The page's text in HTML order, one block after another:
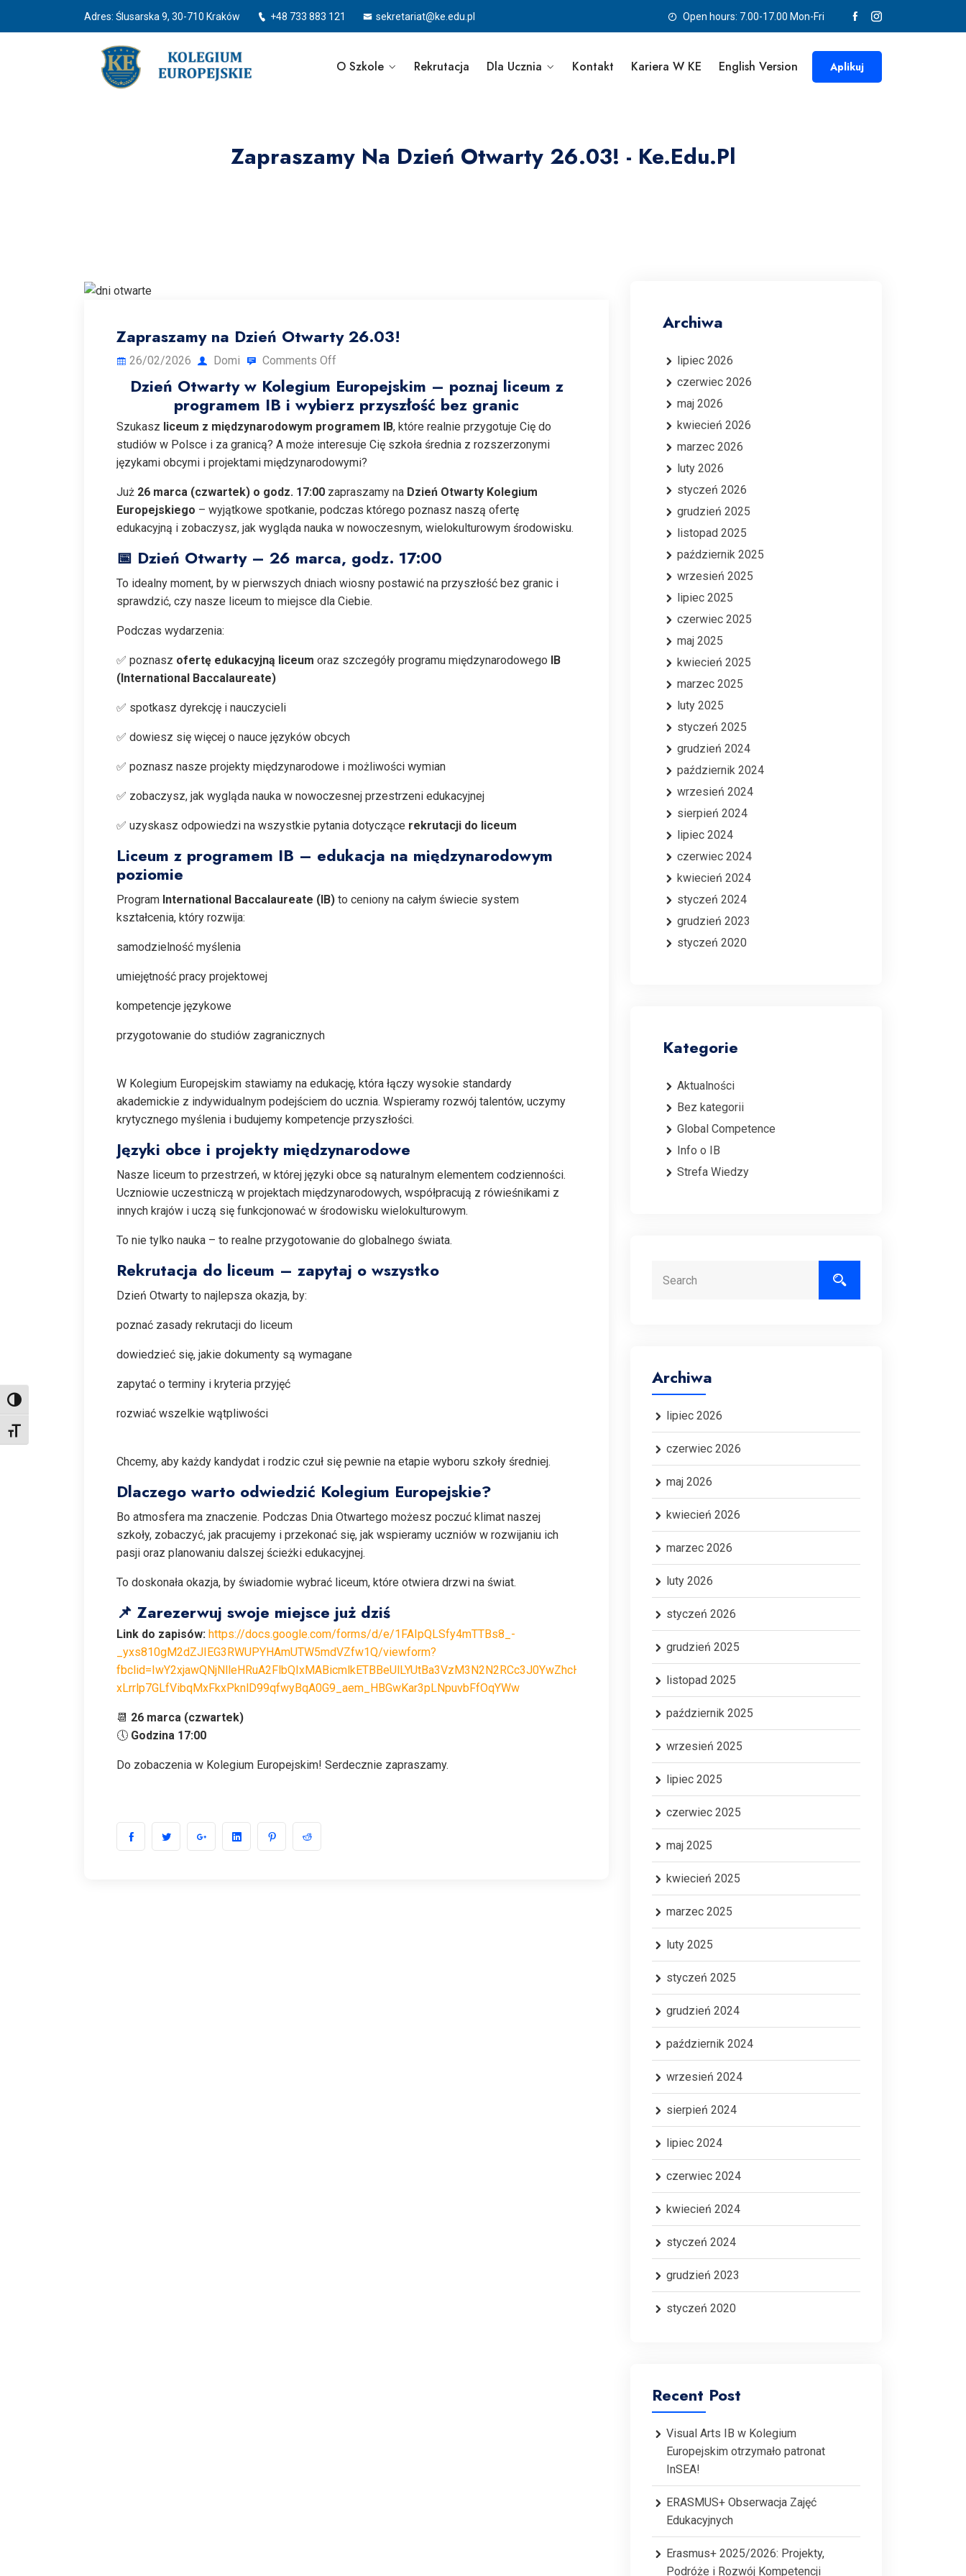
Toggle High Contrast
Toggle Font size
Adres: Ślusarska 9, 30-710 Kraków +48 733 883 121 sekretariat@ke.edu.pl Open hours: 7.00-17.00 Mon-Fri
O Szkole Rekrutacja Dla Ucznia Kontakt Kariera W KE English Version Aplikuj
Zapraszamy Na Dzień Otwarty 26.03! - Ke.edu.pl
Zapraszamy na Dzień Otwarty 26.03!
26/02/2026 Domi Comments Off
Dzień Otwarty w Kolegium Europejskim – poznaj liceum z
programem IB i wybierz przyszłość bez granic
Szukasz liceum z międzynarodowym programem IB, które realnie przygotuje Cię do
studiów w Polsce i za granicą? A może interesuje Cię szkoła średnia z rozszerzonymi
językami obcymi i projektami międzynarodowymi?
Już 26 marca (czwartek) o godz. 17:00 zapraszamy na Dzień Otwarty Kolegium
Europejskiego – wyjątkowe spotkanie, podczas którego poznasz naszą ofertę
edukacyjną i zobaczysz, jak wygląda nauka w nowoczesnym, wielokulturowym środowisku.
📅 Dzień Otwarty – 26 marca, godz. 17:00
To idealny moment, by w pierwszych dniach wiosny postawić na przyszłość bez granic i
sprawdzić, czy nasze liceum to miejsce dla Ciebie.
Podczas wydarzenia:
✅ poznasz ofertę edukacyjną liceum oraz szczegóły programu międzynarodowego
IB
(International Baccalaureate)
✅ spotkasz dyrekcję i nauczycieli
✅ dowiesz się więcej o nauce języków obcych
✅ poznasz nasze projekty międzynarodowe i możliwości wymian
✅ zobaczysz, jak wygląda nauka w nowoczesnej przestrzeni edukacyjnej
✅ uzyskasz odpowiedzi na wszystkie pytania dotyczące rekrutacji do liceum
Liceum z programem IB – edukacja na międzynarodowym
poziomie
Program International Baccalaureate (IB) to ceniony na całym świecie system
kształcenia, który rozwija:
samodzielność myślenia
umiejętność pracy projektowej
kompetencje językowe
przygotowanie do studiów zagranicznych
W Kolegium Europejskim stawiamy na edukację, która łączy wysokie standardy
akademickie z indywidualnym podejściem do ucznia. Wspieramy rozwój talentów, uczymy
krytycznego myślenia i budujemy kompetencje przyszłości.
Języki obce i projekty międzynarodowe
Nasze liceum to przestrzeń, w której języki obce są naturalnym elementem codzienności.
Uczniowie uczestniczą w projektach międzynarodowych, współpracują z rówieśnikami z
innych krajów i uczą się funkcjonować w środowisku wielokulturowym.
To nie tylko nauka – to realne przygotowanie do globalnego świata.
Rekrutacja do liceum – zapytaj o wszystko
Dzień Otwarty to najlepsza okazja, by:
poznać zasady rekrutacji do liceum
dowiedzieć się, jakie dokumenty są wymagane
zapytać o terminy i kryteria przyjęć
rozwiać wszelkie wątpliwości
Chcemy, aby każdy kandydat i rodzic czuł się pewnie na etapie wyboru szkoły średniej.
Dlaczego warto odwiedzić Kolegium Europejskie?
Bo atmosfera ma znaczenie. Podczas Dnia Otwartego możesz poczuć klimat naszej
szkoły, zobaczyć, jak pracujemy i przekonać się, jak wspieramy uczniów w rozwijaniu ich
pasji oraz planowaniu dalszej ścieżki edukacyjnej.
To doskonała okazja, by świadomie wybrać liceum, które otwiera drzwi na świat.
📌 Zarezerwuj swoje miejsce już dziś
Link do zapisów: https://docs.google.com/forms/d/e/1FAIpQLSfy4mTTBs8_-
_yxs810gM2dZJIEG3RWUPYHAmUTW5mdVZfw1Q/viewform?
fbclid=IwY2xjawQNjNlleHRuA2FlbQIxMABicmlkETBBeUlLYUtBa3VzM3N2N2RCc3J0YwZhcHBfaWQQMjIyMDM5MTc4ODIwMDg5MgABHqx0xub6vqOXPJJg_4flywq-
xLrrlp7GLfVibqMxFkxPknlD99qfwyBqA0G9_aem_HBGwKar3pLNpuvbFfOqYWw
📆 26 marca (czwartek)
🕔 Godzina 17:00
Do zobaczenia w Kolegium Europejskim! Serdecznie zapraszamy.
Archiwa
lipiec 2026
czerwiec 2026
maj 2026
kwiecień 2026
marzec 2026
luty 2026
styczeń 2026
grudzień 2025
listopad 2025
październik 2025
wrzesień 2025
lipiec 2025
czerwiec 2025
maj 2025
kwiecień 2025
marzec 2025
luty 2025
styczeń 2025
grudzień 2024
październik 2024
wrzesień 2024
sierpień 2024
lipiec 2024
czerwiec 2024
kwiecień 2024
styczeń 2024
grudzień 2023
styczeń 2020
Kategorie
Aktualności
Bez kategorii
Global Competence
Info o IB
Strefa Wiedzy
Archiwa
lipiec 2026
czerwiec 2026
maj 2026
kwiecień 2026
marzec 2026
luty 2026
styczeń 2026
grudzień 2025
listopad 2025
październik 2025
wrzesień 2025
lipiec 2025
czerwiec 2025
maj 2025
kwiecień 2025
marzec 2025
luty 2025
styczeń 2025
grudzień 2024
październik 2024
wrzesień 2024
sierpień 2024
lipiec 2024
czerwiec 2024
kwiecień 2024
styczeń 2024
grudzień 2023
styczeń 2020
Recent Post
Visual Arts IB w Kolegium
Europejskim otrzymało patronat
InSEA!
ERASMUS+ Obserwacja Zajęć
Edukacyjnych
Erasmus+ 2025/2026: Projekty,
Podróże i Rozwój Kompetencji